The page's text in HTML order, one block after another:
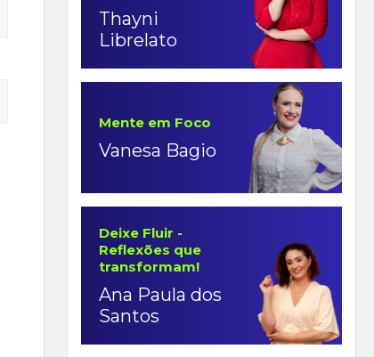
Thayni
Librelato
Mente em Foco
Vanesa Bagio
Deixe Fluir -
Reflexões que
transformam!
Ana Paula dos
Santos